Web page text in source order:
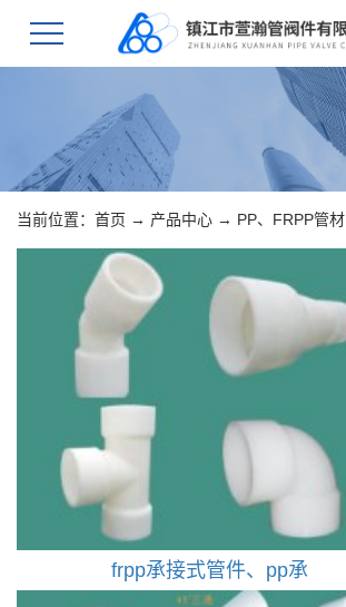
当前位置： 首页 → 产品中心 → PP、FRPP管材
frpp承接式管件、pp承